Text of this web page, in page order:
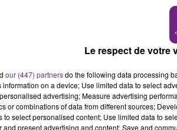
Le respect de votre
our (447) partnersdo the following data processing
information on a device; Use limited data to select
advertising; Measure advertising
or combinations of data from different sources;
to select personalised content; Use limited data to
and present advertising and content; Save and